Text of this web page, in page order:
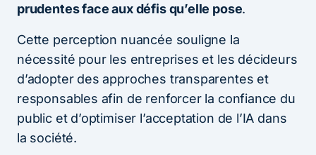
prudentes face aux défis qu’elle pose.
Cette perception nuancée souligne la
nécessité pour les entreprises et les décideurs
d’adopter des approches transparentes et
responsables afin de renforcer la confiance du
public et d’optimiser l’acceptation de l’IA dans
la société.